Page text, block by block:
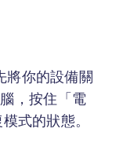
將你的設備關
，按住「電
式的狀態。